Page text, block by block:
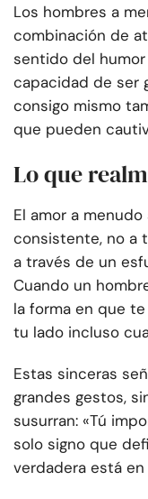
Los hombres a
combinación de
sentido del humor
capacidad de ser
consigo mismo
que pueden
Lo que
El amor a
consistente, no a
a través de un
Cuando un
la forma en que
tu lado incluso
Estas sinceras
grandes gestos,
susurran: «Tú
solo signo que
verdadera está